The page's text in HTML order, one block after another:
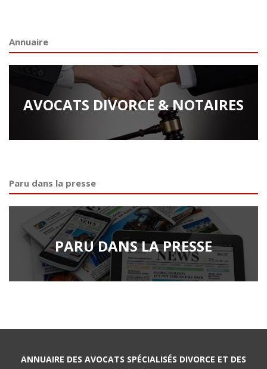
Annuaire
AVOCATS DIVORCE & NOTAIRES
Paru dans la presse
PARU DANS LA PRESSE
ANNUAIRE DES AVOCATS SPÉCIALISÉS DIVORCE ET DES